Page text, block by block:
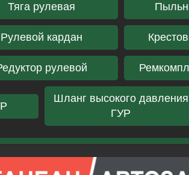
Тяга рулевая
Рулевой кардан
рулевой
Шланг высокого давления
ГУР